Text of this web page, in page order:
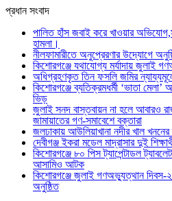
প্রধান সংবাদ
পালিত হাঁস জবাই করে খাওয়ার
হামলা।
নীলফামারীতে অনুপ্রেরণার উদ্যোগে
কিশোরগঞ্জে যথাযোগ্য মর্যাদায় জুলাই
অধিগ্রহণকৃত তিন ফসলি জমির
কিশোরগঞ্জে ব্যতিক্রমধর্মী ‘ভাতা মেলা’
ভিড়
জুলাই সনদ বাস্তবায়ন না হলে আবারও
জামায়াতের গণ-সমাবেশে বক্তারা
জলঢাকায় আউলিয়াখানা নদীর খাল খননের
দেবীগঞ্জ ইকরা মডেল মাদ্রাসার দুই
কিশোরগঞ্জে ৮০ পিস ট্যাপেন্টাডল
আসামিও আটক
কিশোরগঞ্জে জুলাই গণঅভ্যুত্থান
অনুষ্ঠিত